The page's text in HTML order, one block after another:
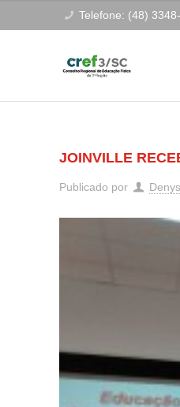
Telefone: (48)
JOINVILLE
Publicado por